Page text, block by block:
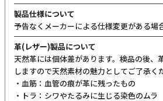
製品仕様について
予告なくメーカーによる仕様変更がある場
革(レザー)製品について
天然革には個体差があります。検品の後、
しますので天然素材の魅力としてご了承く
・血筋：血管の痕が革に残ったもの
・トラ：シワやたるみに生じる染色のムラ